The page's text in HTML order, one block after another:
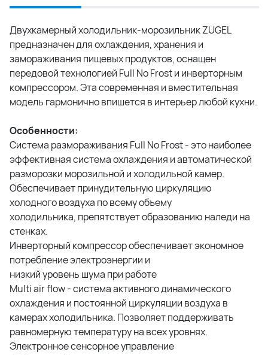
Двухкамерный холодильник-морозильник ZUGEL
предназначен для охлаждения, хранения и
замораживания пищевых продуктов, оснащен
передовой технологией Full No Frost и инверторным
компрессором. Эта современная и вместительная
модель гармонично впишется в интерьер любой кухни.
Особенности:
Система размораживания Full No Frost - это наиболее
эффективная система охлаждения и автоматической
разморозки морозильной и холодильной камер.
Обеспечивает принудительную циркуляцию
холодного воздуха по всему объему
холодильника, препятствует образованию наледи на
стенках.
Инверторный компрессор обеспечивает экономное
потребление электроэнергии и
низкий уровень шума при работе
Multi air flow - система активного динамического
охлаждения и постоянной циркуляции воздуха в
камерах холодильника. Позволяет поддерживать
равномерную температуру на всех уровнях.
Электронное сенсорное управление